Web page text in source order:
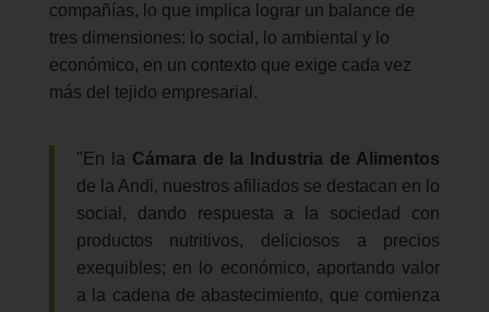
compañías, lo que implica lograr un balance de
tres dimensiones: lo social, lo ambiental y lo
económico, en un contexto que exige cada vez
más del tejido empresarial.
"En la Cámara de la Industria de Alimentos
de la Andi, nuestros afiliados se destacan en lo
social, dando respuesta a la sociedad con
productos nutritivos, deliciosos a precios
exequibles; en lo económico, aportando valor
a la cadena de abastecimiento, que comienza